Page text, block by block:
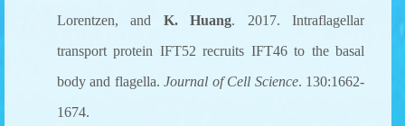
Lorentzen, and K. Huang. 2017. Intraflagellar
transport protein IFT52 recruits IFT46 to the basal
body and flagella.Journal of Cell Science. 130:1662-
1674.